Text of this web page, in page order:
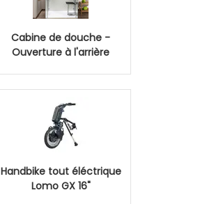
Cabine de douche -
Ouverture à l'arrière
Handbike tout éléctrique
Lomo GX 16"